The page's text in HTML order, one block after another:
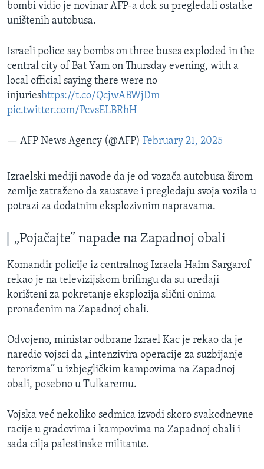
bombi vidio je novinar AFP-a dok su pregledali ostatke
uništenih autobusa.
Israeli police say bombs on three buses exploded in the
central city of Bat Yam on Thursday evening, with a
local official saying there were no
injurieshttps://t.co/QcjwABWjDm
pic.twitter.com/PcvsELBRhH
— AFP News Agency (@AFP) February 21, 2025
Izraelski mediji navode da je od vozača autobusa širom
zemlje zatraženo da zaustave i pregledaju svoja vozila u
potrazi za dodatnim eksplozivnim napravama.
„Pojačajte” napade na Zapadnoj obali
Komandir policije iz centralnog Izraela Haim Sargarof
rekao je na televizijskom brifingu da su uređaji
korišteni za pokretanje eksplozija slični onima
pronađenim na Zapadnoj obali.
Odvojeno, ministar odbrane Izrael Kac je rekao da je
naredio vojsci da „intenzivira operacije za suzbijanje
terorizma” u izbjegličkim kampovima na Zapadnoj
obali, posebno u Tulkaremu.
Vojska već nekoliko sedmica izvodi skoro svakodnevne
racije u gradovima i kampovima na Zapadnoj obali i
sada cilja palestinske militante.